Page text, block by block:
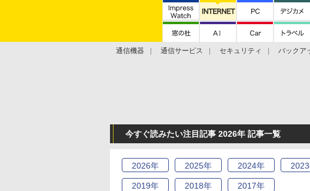
通信機器 通信サービス セキュリティ バックア
今すぐ読みたい注目記事 2026年 記事一覧
2026年 2025年 2024年 2023
2019年 2018年 2017年